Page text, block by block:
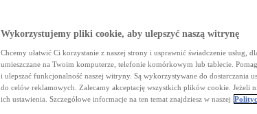
Wykorzystujemy pliki cookie, aby ulepszyć naszą witrynę
Chcemy ułatwić Ci korzystanie z naszej strony i usprawnić świadczenie usług,
umieszczane na Twoim komputerze, telefonie komórkowym lub tablecie.
i ulepszać funkcjonalność naszej witryny. Są wykorzystywane do dostarczania
do celów reklamowych. Zalecamy akceptację wszystkich plików cookie. Jeżeli
ich ustawienia. Szczegółowe informacje na ten temat znajdziesz w naszej